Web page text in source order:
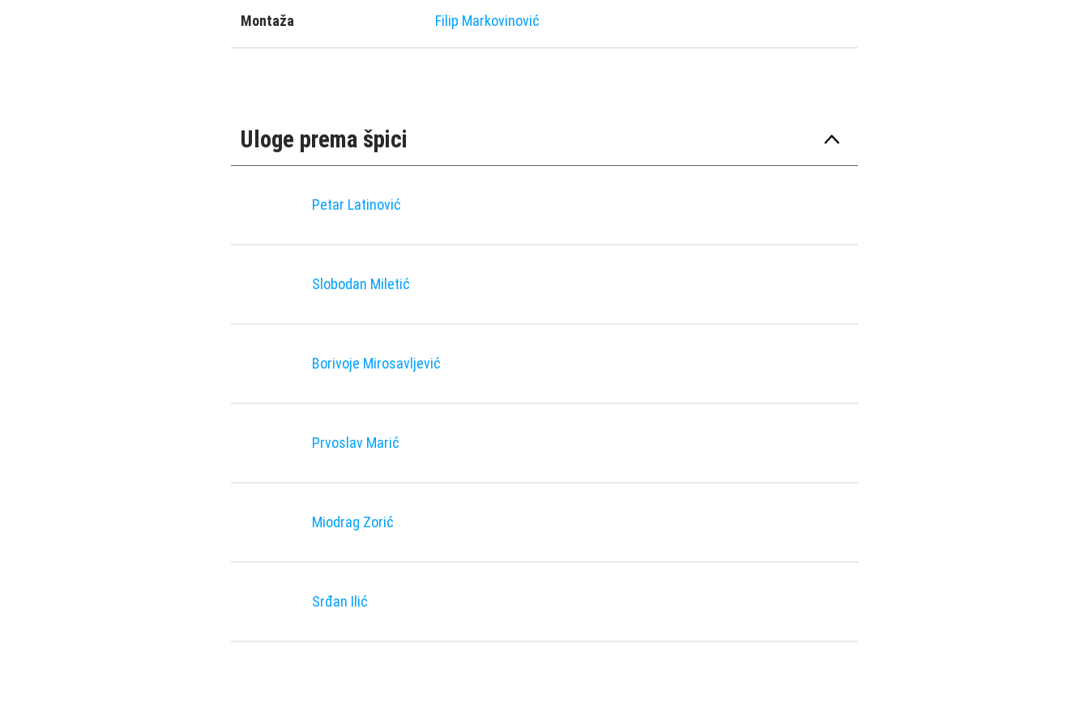
Montaža Filip Markovinović
Uloge prema špici
Petar Latinović
Slobodan Miletić
Borivoje Mirosavljević
Prvoslav Marić
Miodrag Zorić
Srđan Ilić